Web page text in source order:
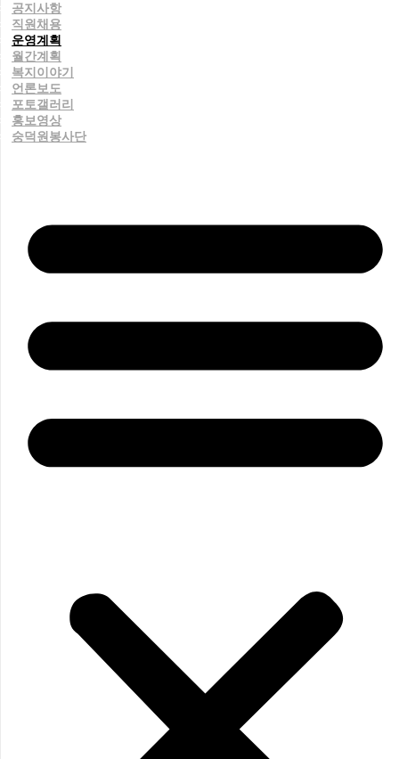
공지사항
직원채용
운영계획
월간계획
복지이야기
언론보도
포토갤러리
홍보영상
숭덕원봉사단